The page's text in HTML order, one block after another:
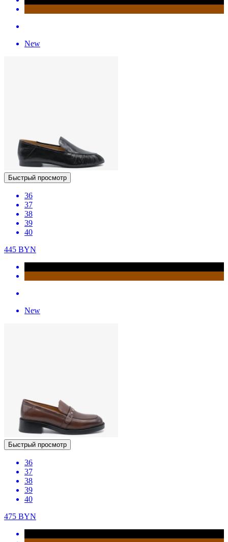
New
Быстрый просмотр
36
37
38
39
40
445 BYN
New
Быстрый просмотр
36
37
38
39
40
475 BYN